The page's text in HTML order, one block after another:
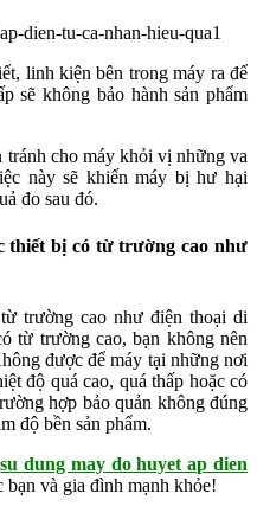
linh kiện bên trong máy ra để
sẽ không bảo hành sản phẩm
tránh cho máy khỏi vị những va
này sẽ khiến máy bị hư hại
đo sau đó.
thiết bị có từ trường cao như
trường cao như điện thoại di
từ trường cao, bạn không nên
được để máy tại những nơi
độ quá cao, quá thấp hoặc có
hợp bảo quản không đúng
độ bền sản phẩm.
su dung may do huyet ap dien
bạn và gia đình mạnh khỏe!